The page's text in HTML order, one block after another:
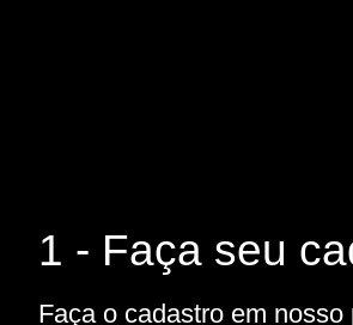
1 - Faça seu
Faça o cadastro em nosso